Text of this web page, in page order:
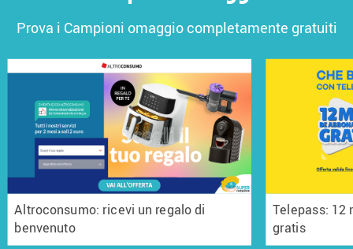
Prova i Campioni omaggio completamente gratuiti
Altroconsumo: ricevi un regalo di
benvenuto
Telepass: 12
gratis